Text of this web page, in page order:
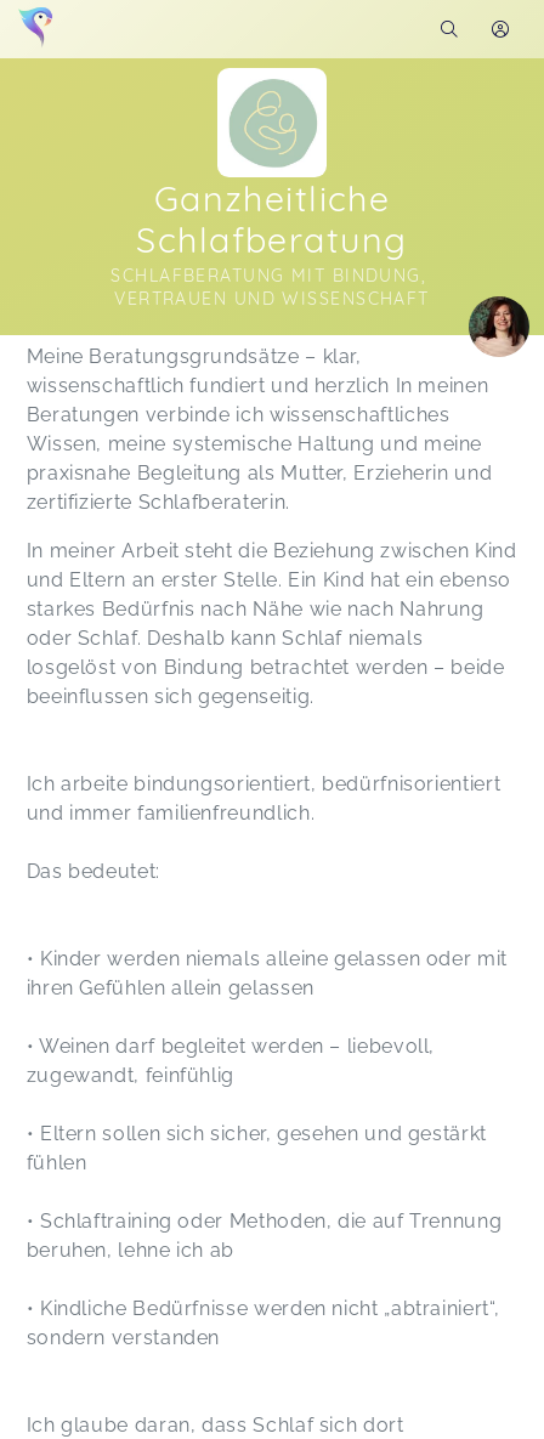
Ganzheitliche
Schlafberatung
SCHLAFBERATUNG MIT BINDUNG,
VERTRAUEN UND WISSENSCHAFT
Soon you will learn more about me here...
Meine Beratungsgrundsätze – klar,
wissenschaftlich fundiert und herzlich In meinen
Beratungen verbinde ich wissenschaftliches
Wissen, meine systemische Haltung und meine
praxisnahe Begleitung als Mutter, Erzieherin und
zertifizierte Schlafberaterin.
In meiner Arbeit steht die Beziehung zwischen Kind
und Eltern an erster Stelle. Ein Kind hat ein ebenso
starkes Bedürfnis nach Nähe wie nach Nahrung
oder Schlaf. Deshalb kann Schlaf niemals
losgelöst von Bindung betrachtet werden – beide
beeinflussen sich gegenseitig.
Ich arbeite bindungsorientiert, bedürfnisorientiert
und immer familienfreundlich.
Das bedeutet:
• Kinder werden niemals alleine gelassen oder mit
ihren Gefühlen allein gelassen
• Weinen darf begleitet werden – liebevoll,
zugewandt, feinfühlig
• Eltern sollen sich sicher, gesehen und gestärkt
fühlen
• Schlaftraining oder Methoden, die auf Trennung
beruhen, lehne ich ab
• Kindliche Bedürfnisse werden nicht „abtrainiert“,
sondern verstanden
Ich glaube daran, dass Schlaf sich dort